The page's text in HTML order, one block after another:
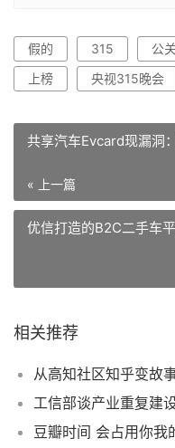
假的 315 公关
上榜
央视315晚会
共享汽车Evcard现漏洞
« 上一篇
优信打造的B2C二手车
相关推荐
从高知社区知乎变故
豆瓣时间 会占用你我